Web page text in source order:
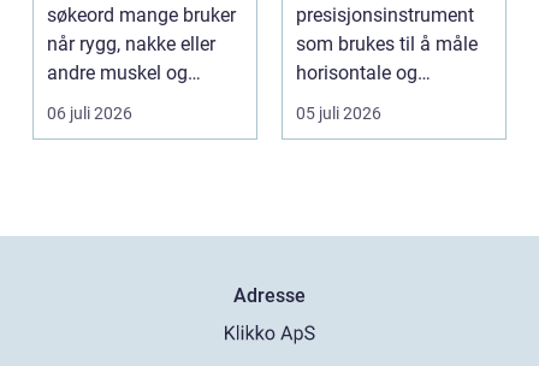
søkeord mange bruker
når rygg, nakke eller
andre muskel og
leddplager begynn...
06 juli 2026
presisjonsinstrument
som brukes til å måle
horisontale og
vertikale vinkle...
05 juli 2026
Adresse